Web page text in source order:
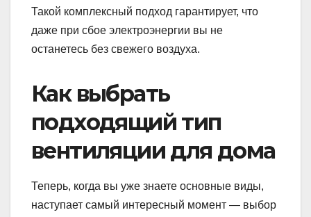
Такой комплексный подход гарантирует, что
даже при сбое электроэнергии вы не
останетесь без свежего воздуха.
Как выбрать
подходящий тип
вентиляции для дома
Теперь, когда вы уже знаете основные виды,
наступает самый интересный момент — выбор